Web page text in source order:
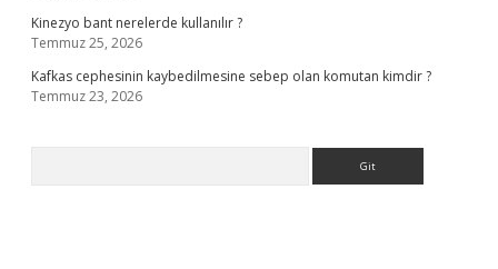
Kinezyo bant nerelerde kullanılır ?
Temmuz 25, 2026
Kafkas cephesinin kaybedilmesine sebep olan komutan kimdir ?
Temmuz 23, 2026